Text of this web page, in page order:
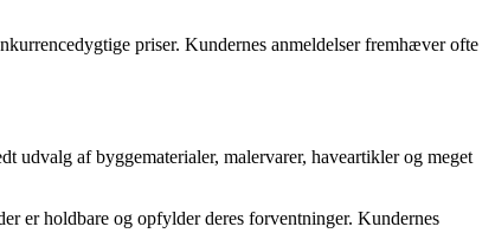
priser. Kundernes anmeldelser fremhæver ofte
udvalg af byggematerialer, malervarer, haveartikler og meget
er holdbare og opfylder deres forventninger. Kundernes